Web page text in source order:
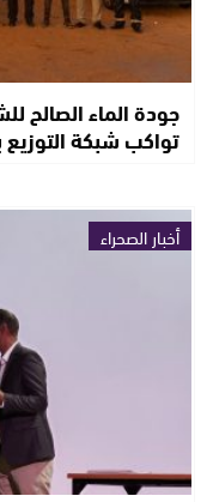
جودة الماء الصالح
تواكب شبكة
أخبار الصحراء